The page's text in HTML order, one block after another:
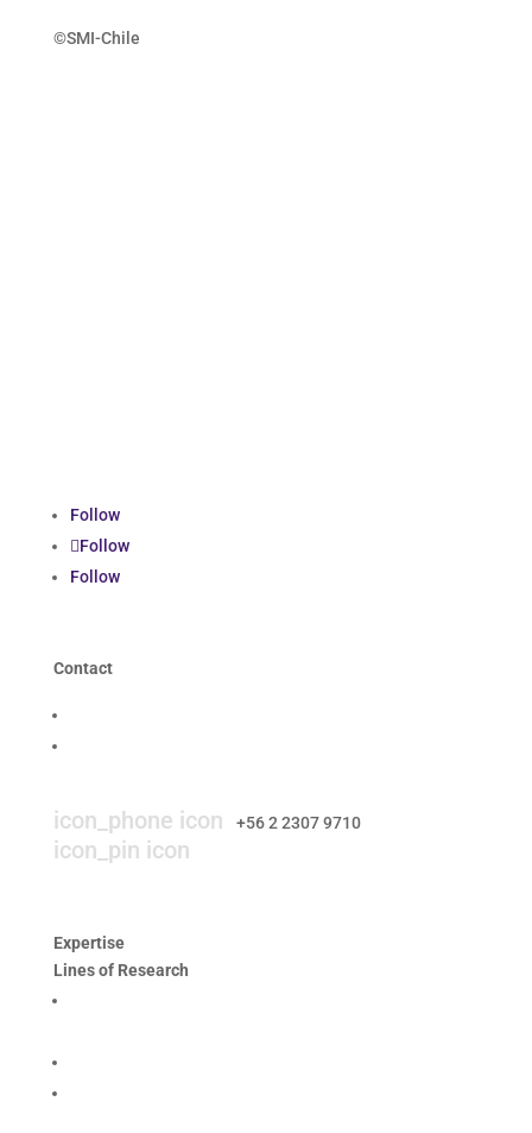
©SMI-Chile
Follow
Follow
Follow
Contact
icon_phone icon +56 2 2307 9710​
icon_pin icon
Expertise
Lines of Research